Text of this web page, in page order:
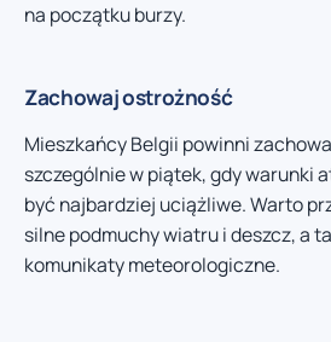
na początku burzy.
Zachowaj ostrożność
Mieszkańcy Belgii powinni
szczególnie w piątek, gdy warunki
być najbardziej uciążliwe. Warto
silne podmuchy wiatru i deszcz, a
komunikaty meteorologiczne.